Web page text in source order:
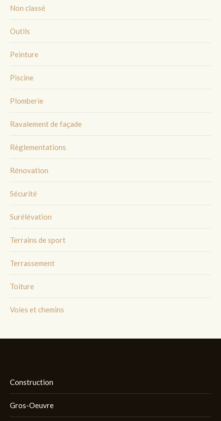
Non classé
Outils
Peinture
Piscine
Plomberie
Ravalement de façade
Règlementations
Rénovation
Sécurité
Surélévation
Terrains de sport
Terrassement
Toiture
Voies et chemins
Construction
Gros-Oeuvre